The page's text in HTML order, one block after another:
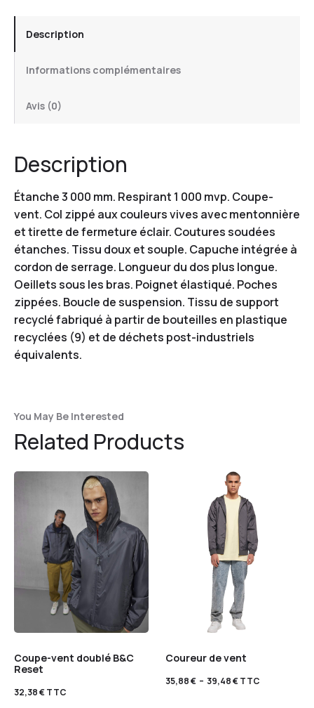
Description
Informations complémentaires
Avis (0)
Description
Étanche 3 000 mm. Respirant 1 000 mvp. Coupe-
vent. Col zippé aux couleurs vives avec mentonnière
et tirette de fermeture éclair. Coutures soudées
étanches. Tissu doux et souple. Capuche intégrée à
cordon de serrage. Longueur du dos plus longue.
Oeillets sous les bras. Poignet élastiqué. Poches
zippées. Boucle de suspension. Tissu de support
recyclé fabriqué à partir de bouteilles en plastique
recyclées (9) et de déchets post-industriels
équivalents.
You May Be Interested
Related Products
Coupe-vent doublé B&C
Reset
32,38€TTC
Coureur de vent
35,88€ – 39,48€TTC